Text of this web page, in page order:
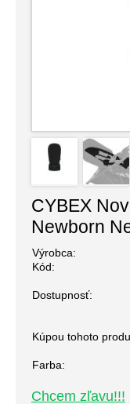
CYBEX
Newborn
Výrobca:
Kód:
Dostupnosť:
Kúpou tohoto
Farba:
Chcem zľavu!!!